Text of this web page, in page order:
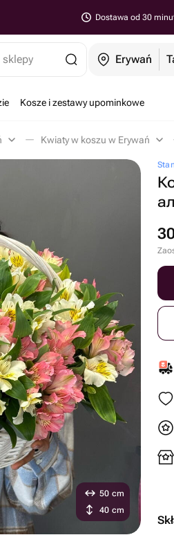
Dostawa od 30
Erywań
Kosze i zestawy upominkowe
Kwiaty w koszu w Erywań
50 cm
40 cm